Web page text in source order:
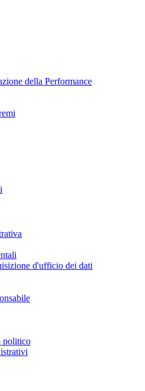
della Performance
d'ufficio dei dati
politico